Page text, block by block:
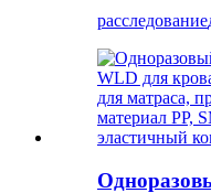
расследование